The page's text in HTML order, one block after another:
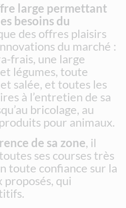
large permettant
besoins du
des offres plaisirs
du marché :
frais, une large
légumes, toute
salée, et toutes les
à l’entretien de sa
bricolage, au
pour animaux.
de sa zone, il
ses courses très
toute confiance sur la
qui